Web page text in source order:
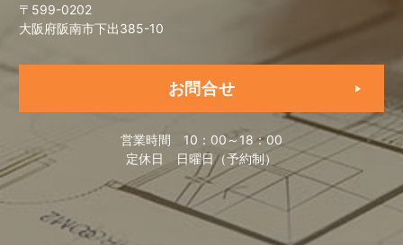
〒599-0202
大阪府阪南市下出385-10
お問合せ
営業時間 10：00～18：00
定休日
日曜日（予約制）